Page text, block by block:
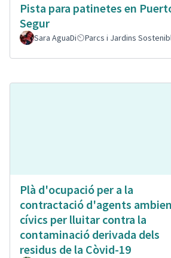
Pista para patinetes en
Segur
Sara AguaDi Parcs i Jardins
Plà d'ocupació per a la
contractació d'agents
cívics per lluitar contra la
contaminació derivada dels
residus de la Còvid-19